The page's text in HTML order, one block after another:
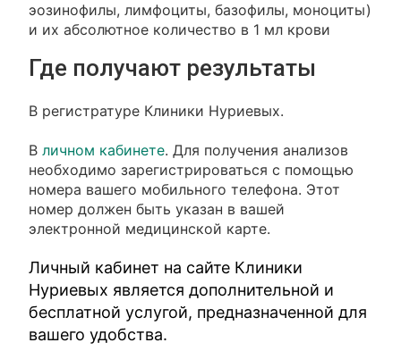
эозинофилы, лимфоциты, базофилы, моноциты)
и их абсолютное количество в 1 мл крови
Где получают результаты
В регистратуре Клиники Нуриевых.
Вличном кабинете. Для получения анализов
необходимо зарегистрироваться с помощью
номера вашего мобильного телефона. Этот
номер должен быть указан в вашей
электронной медицинской карте.
Личный кабинет на сайте Клиники
Нуриевых является дополнительной и
бесплатной услугой, предназначенной для
вашего удобства.